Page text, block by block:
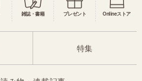
雑誌・書籍 プレゼント Onlineストア
特集